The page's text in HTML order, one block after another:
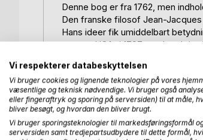
Denne bog er fra 1762, men
Den franske filosof Jean-
Hans ideer fik umiddelbart
stater - USA- i 1787, og de
umiddelbart efter. Siden da har
vestlige landes forfatninger.
I bogen stiller Rousseau
svar på, hvordan samfundet skal
velfungerende samfund må råde
grundlæggende principper,
lovene skal besluttes af den
Vi respekterer databeskyttelsen
Vi bruger cookies og lignende teknologier på vores
væsentlige og teknisk nødvendige. Vi bruger også
eller fingeraftryk og sporing på serversiden) til at måle,
bliver besøgt, og hvordan den bliver brugt.
Vi bruger sporingsteknologier til markedsføringsformål
serversiden samt tredjepartsudbydere til dette formål,